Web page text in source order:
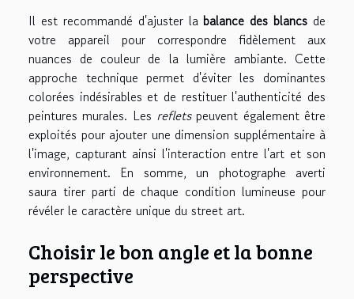
Il est recommandé d'ajuster labalance des blancs de
votre appareil pour correspondre fidèlement aux
nuances de couleur de la lumière ambiante. Cette
approche technique permet d'éviter les dominantes
colorées indésirables et de restituer l'authenticité des
peintures murales. Les refletspeuvent également être
exploités pour ajouter une dimension supplémentaire à
l'image, capturant ainsi l'interaction entre l'art et son
environnement. En somme, un photographe averti
saura tirer parti de chaque condition lumineuse pour
révéler le caractère unique du street art.
Choisir le bon angle et la bonne
perspective